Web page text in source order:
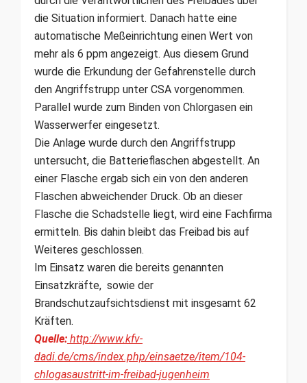
die Situation informiert. Danach hatte eine
automatische Meßeinrichtung einen Wert von
mehr als 6 ppm angezeigt. Aus diesem Grund
wurde die Erkundung der Gefahrenstelle durch
den Angriffstrupp unter CSA vorgenommen.
Parallel wurde zum Binden von Chlorgasen ein
Wasserwerfer eingesetzt.
Die Anlage wurde durch den Angriffstrupp
untersucht, die Batterieflaschen abgestellt. An
einer Flasche ergab sich ein von den anderen
Flaschen abweichender Druck. Ob an dieser
Flasche die Schadstelle liegt, wird eine Fachfirma
ermitteln. Bis dahin bleibt das Freibad bis auf
Weiteres geschlossen.
Im Einsatz waren die bereits genannten
Einsatzkräfte, sowie der
Brandschutzaufsichtsdienst mit insgesamt 62
Kräften.
Quelle: http://www.kfv-
dadi.de/cms/index.php/einsaetze/item/104-
chlogasaustritt-im-freibad-jugenheim